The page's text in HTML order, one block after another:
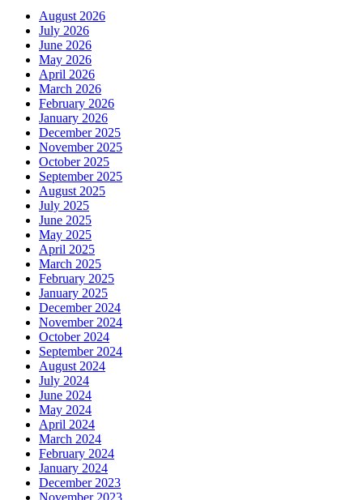
August 2026
July 2026
June 2026
May 2026
April 2026
March 2026
February 2026
January 2026
December 2025
November 2025
October 2025
September 2025
August 2025
July 2025
June 2025
May 2025
April 2025
March 2025
February 2025
January 2025
December 2024
November 2024
October 2024
September 2024
August 2024
July 2024
June 2024
May 2024
April 2024
March 2024
February 2024
January 2024
December 2023
November 2023